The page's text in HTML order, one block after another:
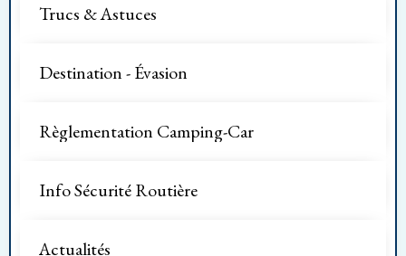
Trucs & Astuces
Destination - Évasion
Règlementation Camping-Car
Info Sécurité Routière
Actualités